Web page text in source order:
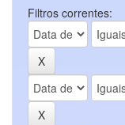
Filtros correntes: